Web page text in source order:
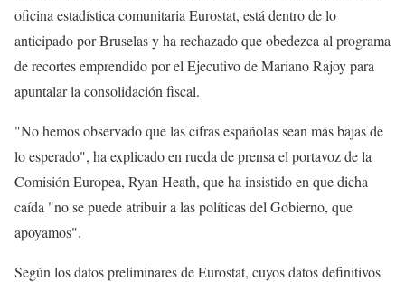
oficina estadística comunitaria Eurostat, está dentro de lo
anticipado por Bruselas y ha rechazado que obedezca al programa
de recortes emprendido por el Ejecutivo de Mariano Rajoy para
apuntalar la consolidación fiscal.
"No hemos observado que las cifras españolas sean más bajas de
lo esperado", ha explicado en rueda de prensa el portavoz de la
Comisión Europea, Ryan Heath, que ha insistido en que dicha
caída "no se puede atribuir a las políticas del Gobierno, que
apoyamos".
Según los datos preliminares de Eurostat, cuyos datos definitivos